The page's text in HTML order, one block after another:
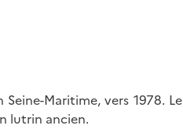
Maritime, vers 1978. Le
lutrin ancien.